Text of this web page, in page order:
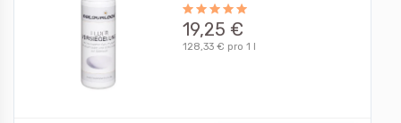
19,25 €
128,33 € pro 1 l